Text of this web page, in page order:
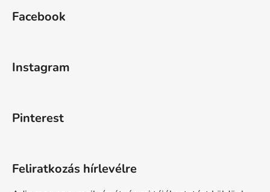
Facebook
Instagram
Pinterest
Feliratkozás hírlevélre